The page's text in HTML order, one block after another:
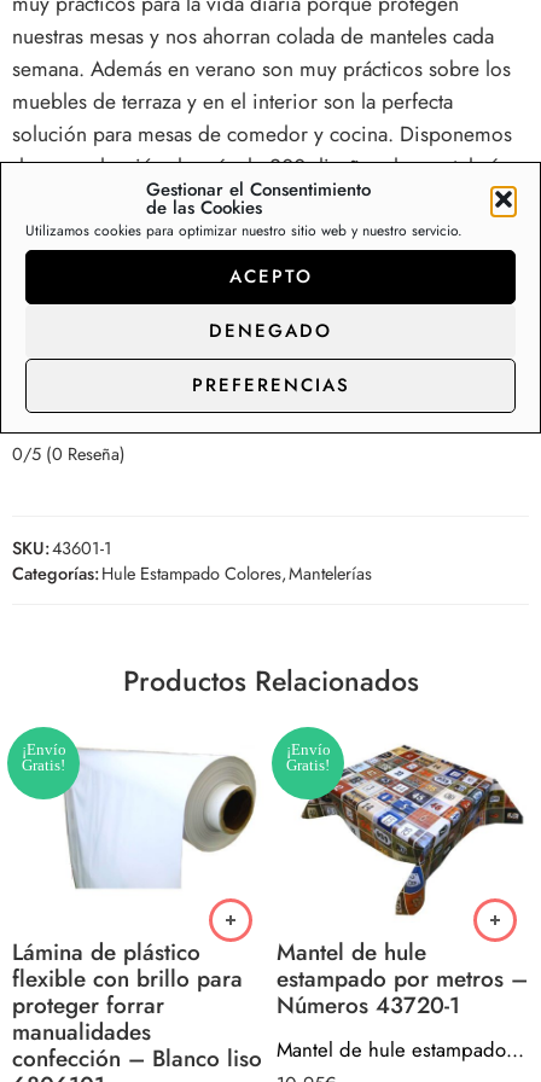
Gestionar el Consentimiento
de las Cookies
Utilizamos cookies para optimizar nuestro sitio web y nuestro servicio.
ACEPTO
DENEGADO
PREFERENCIAS
nuestras mesas y nos ahorran colada de manteles cada
semana. Además en verano son muy prácticos sobre los
muebles de terraza y en el interior son la perfecta
solución para mesas de comedor y cocina. Disponemos
de una colección de más de 200 diseños de mantelerías
de hule en Stock, con capacidad de suministro y
distribución para los clientes de gran consumo.
Somos fabricantes de rollos de hule y manteles,
contacte con nosotros para precios de
0/5
0/5 (0 Reseña)
SKU:43601-1
Categorías:Hule Estampado Colores,Mantelerías
Productos Relacionados
¡Envío
Gratis!
Lámina de plástico
flexible con brillo para
proteger forrar
manualidades
confección – Blanco liso
¡Envío
Gratis!
Mantel de hule
estampado por metros –
Números 43720-1
Mantel de hule estampado por metros – Números 43720-1